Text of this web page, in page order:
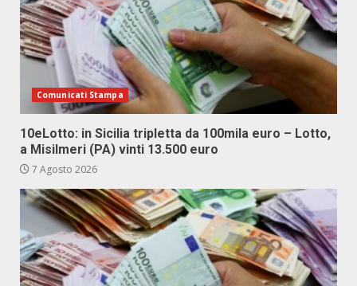
Comunicati Stampa
10eLotto: in Sicilia tripletta da 100mila euro – Lotto,
a Misilmeri (PA) vinti 13.500 euro
7 Agosto 2026